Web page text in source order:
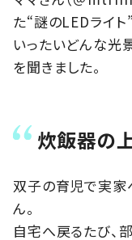
た“謎のLEDライ
いったいどんな光
を聞きました。
炊飯器の
双子の育児で実家
ん。
自宅へ戻るたび、